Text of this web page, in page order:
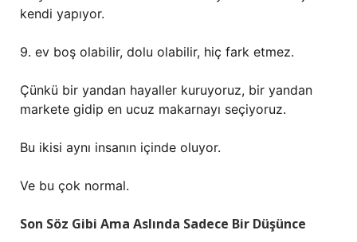
kendi yapıyor.
9. ev boş olabilir, dolu olabilir, hiç fark etmez.
Çünkü bir yandan hayaller kuruyoruz, bir yandan
markete gidip en ucuz makarnayı seçiyoruz.
Bu ikisi aynı insanın içinde oluyor.
Ve bu çok normal.
Son Söz Gibi Ama Aslında Sadece Bir Düşünce